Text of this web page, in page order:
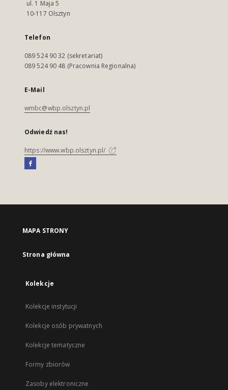
ul. 1 Maja 5
10-117 Olsztyn
Telefon
089 524 90 32 (sekretariat)
089 524 90 48 (Pracownia Regionalna)
E-Mail
wmbc@wbp.olsztyn.pl
Odwiedź nas!
https://www.wbp.olsztyn.pl/
MAPA STRONY
Strona główna
Kolekcje
Kolekcje instytucji
Kolekcje osób prywatnych
Kolekcje tematyczne
Formy zbiorów
Zasoby elektroniczne